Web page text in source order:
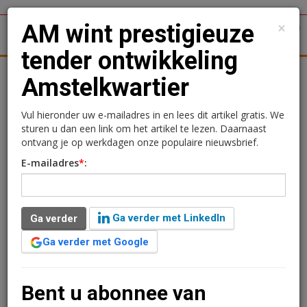
Woningmarkt Kantoren Retail
AM wint prestigieuze
tender ontwikkeling
Amstelkwartier
18 december 2015 om 15:13 2 minuten leestijd
Verder lezen?
niet bent ingelogd. Log in of word abonnee van
×
AM wint prestigieuze
tender ontwikkeling
Amstelkwartier
Vul hieronder uw e-mailadres in en lees dit artikel gratis. We
sturen u dan een link om het artikel te lezen. Daarnaast
ontvang je op werkdagen onze populaire nieuwsbrief.
E-mailadres*:
Ga verder
Ga verder met LinkedIn
Ga verder met Google
Bent u abonnee van